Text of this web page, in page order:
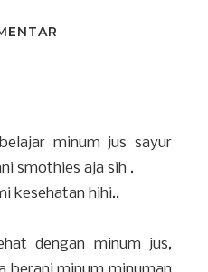
minum jus sayur
smothies aja sih .
kesehatan hihi..
dengan minum jus,